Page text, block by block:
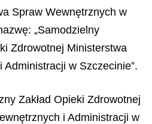
Spraw Wewnętrznych w
„Samodzielny
Zdrowotnej Ministerstwa
w Szczecinie”.
Zakład Opieki Zdrowotnej
i Administracji w